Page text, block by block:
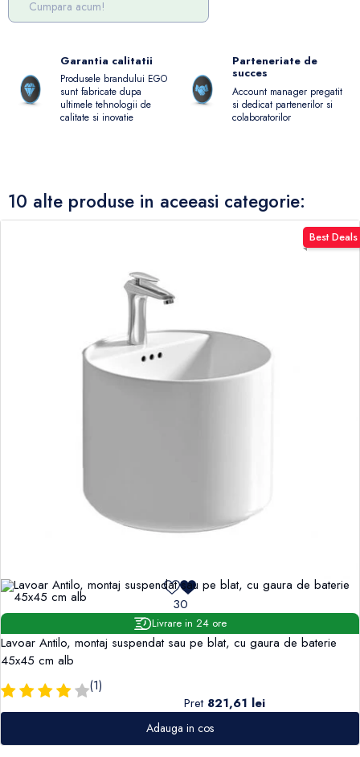
Cumpara acum!
Garantia calitatii
Produsele brandului EGO
sunt fabricate dupa
ultimele tehnologii de
calitate si inovatie
Parteneriate de
succes
Account manager pregatit
si dedicat partenerilor si
colaboratorilor
10 alte produse in aceeasi categorie:
30
Best Deals
Livrare in 24 ore
Lavoar Antilo, montaj suspendat sau pe blat, cu gaura de baterie
45x45 cm alb
(1)
Pret 821,61 lei
Adauga in cos